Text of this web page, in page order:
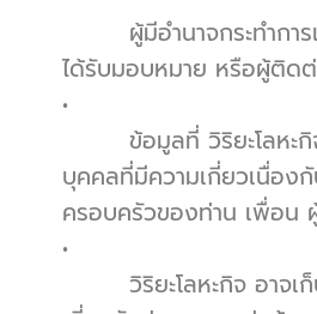
ผู้มีอำนาจกระทำการ
ได้รับมอบหมาย หรือผู้ติด
•
ข้อมูลที่ วิริยะโลหะกิจ
บุคคลที่มีความเกี่ยวเนื่อง
ครอบครัวของท่าน เพื่อน
•
วิริยะโลหะกิจ อาจเก็